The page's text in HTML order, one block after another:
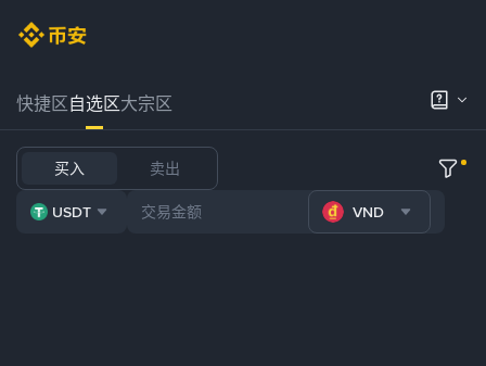
快捷区自选区大宗区
买入 卖出
USDT VND